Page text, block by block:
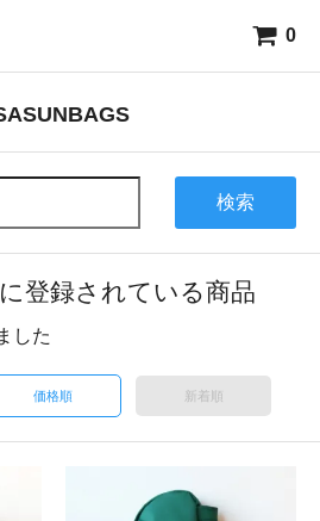
0
検索
登録されている商品
した
価格順 新着順